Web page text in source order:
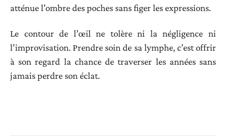
atténue l’ombre des poches sans figer les expressions.
Le contour de l’œil ne tolère ni la négligence ni
l’improvisation. Prendre soin de sa lymphe, c’est offrir
à son regard la chance de traverser les années sans
jamais perdre son éclat.